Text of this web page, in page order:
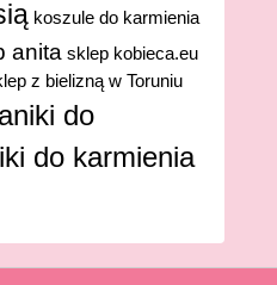
koszule do karmienia
anita sklep kobieca.eu
z bielizną w Toruniu
do
do karmienia